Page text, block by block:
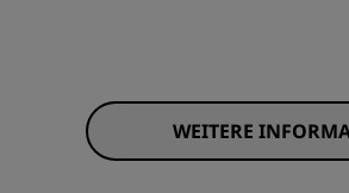
WEITERE